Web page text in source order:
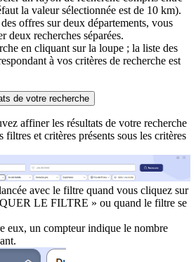
la valeur sélectionnée est de 10 km).
offres sur deux départements, vous
deux recherches séparées.
en cliquant sur la loupe ; la liste des
à vos critères de recherche est
de votre recherche
affiner les résultats de votre recherche
filtres et critères présents sous les critères
avec le filtre quand vous cliquez sur
LE FILTRE » ou quand le filtre se
eux, un compteur indique le nombre